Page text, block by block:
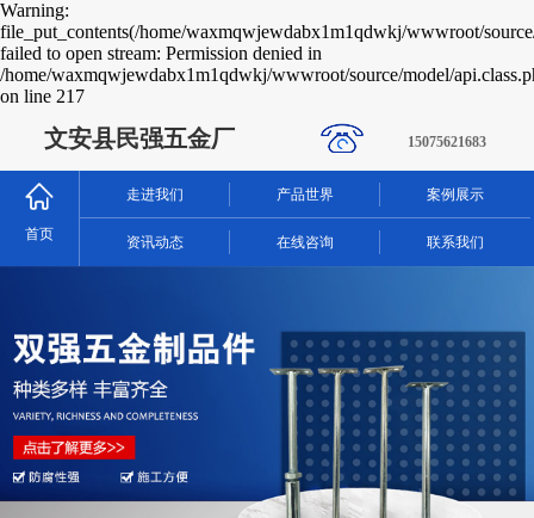
Warning:
file_put_contents(/home/waxmqwjewdabx1m1qdwkj/wwwroot/
failed to open stream: Permission denied in
/home/waxmqwjewdabx1m1qdwkj/wwwroot/source/model/
on line 217
文安县民强五金厂 15075621683
首页
走进我们 产品世界 案例展示
资讯动态 在线咨询 联系我们